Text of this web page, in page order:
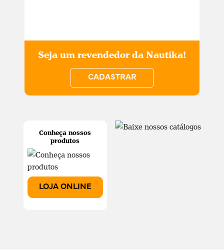
Conheça nossos
produtos
LOJA ONLINE
Seja um revendedor da Nautika!
CADASTRAR